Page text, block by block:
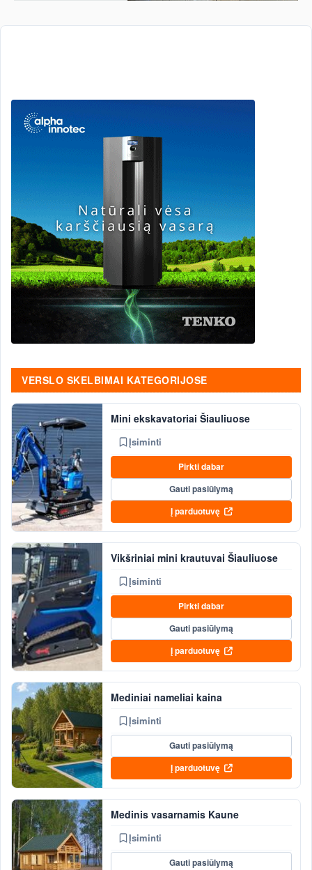
VERSLO SKELBIMAI KATEGORIJOSE
Mini ekskavatoriai Šiauliuose
Įsiminti
Pirkti dabar
Gauti pasiūlymą
Į parduotuvę
Vikšriniai mini krautuvai Šiauliuose
Įsiminti
Pirkti dabar
Gauti pasiūlymą
Į parduotuvę
Mediniai nameliai kaina
Įsiminti
Gauti pasiūlymą
Į parduotuvę
Medinis vasarnamis Kaune
Įsiminti
Gauti pasiūlymą